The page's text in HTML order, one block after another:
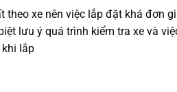
xe nên việc lắp đặt khá đơn
lưu ý quá trình kiểm tra xe và
lắp